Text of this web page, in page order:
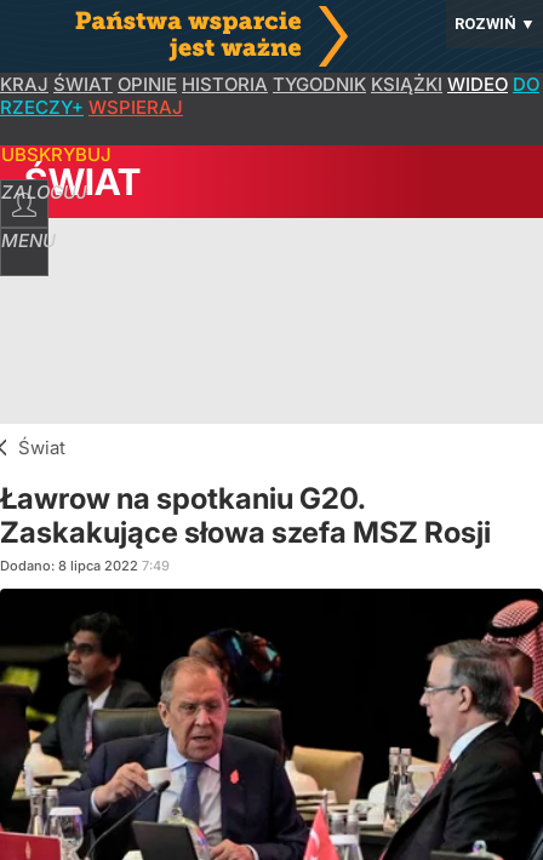
ROZWIŃ ▼
KRAJ ŚWIAT OPINIE HISTORIA TYGODNIK KSIĄŻKI WIDEO DO
RZECZY+ WSPIERAJ
ZALOGUJ
MENU
ŚWIAT
Świat
Ławrow na spotkaniu G20.
Zaskakujące słowa szefa MSZ Rosji
Dodano: 8 lipca 2022 7:49